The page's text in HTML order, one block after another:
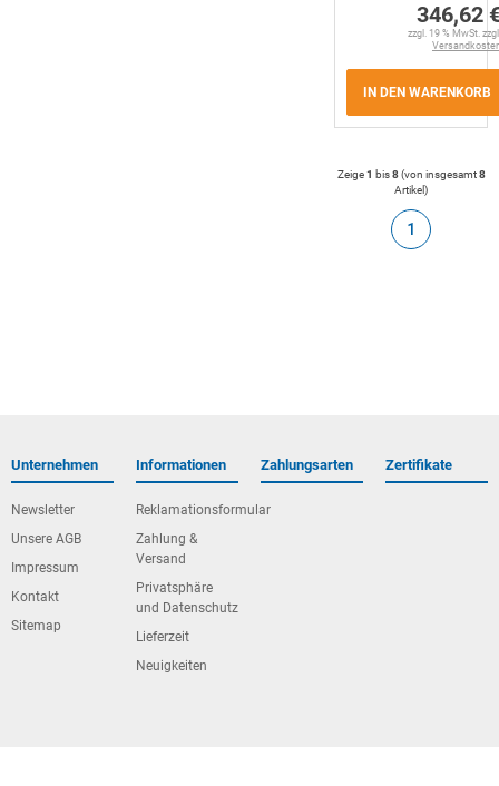
346,62
zzgl. 19 % MwSt.
IN DEN WARENKORB
Zeige1 bis8(von insgesamt8
Artikel)
1
Unternehmen
Newsletter
Unsere AGB
Impressum
Kontakt
Sitemap
Informationen
Reklamationsformular
Zahlung &
Versand
Privatsphäre
und Datenschutz
Lieferzeit
Neuigkeiten
Zahlungsarten Zertifikate